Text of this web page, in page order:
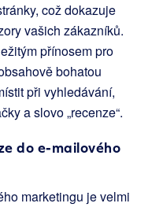
což dokazuje
vašich zákazníků.
přínosem pro
bohatou
při vyhledávání,
a slovo „recenze“.
do e-mailového
marketingu je velmi